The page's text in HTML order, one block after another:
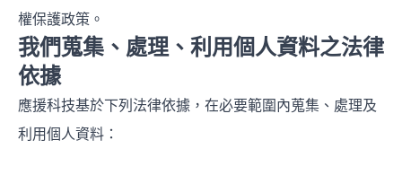
權保護政策。
我們蒐集、處理、利用個人資料之法律
依據
應援科技基於下列法律依據，在必要範圍內蒐集、處理及
利用個人資料：